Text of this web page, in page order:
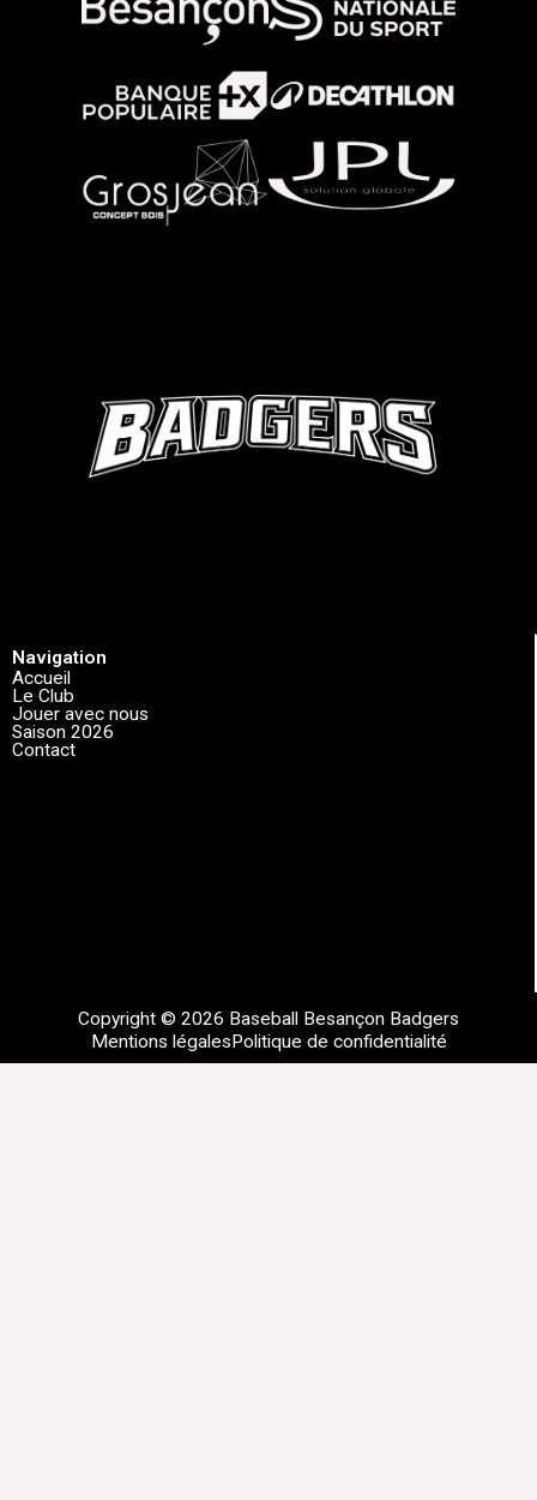
Navigation
Accueil
Le Club
Jouer avec nous
Saison 2026
Contact
Copyright © 2026 Baseball Besançon Badgers
Mentions légales Politique de confidentialité